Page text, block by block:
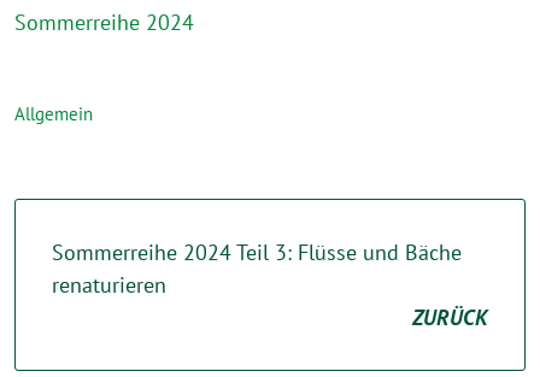
Sommerreihe 2024
Allgemein
Sommerreihe 2024 Teil 3: Flüsse und Bäche
renaturieren
ZURÜCK